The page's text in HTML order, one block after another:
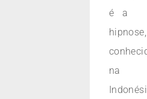
é a
hipnose,
na